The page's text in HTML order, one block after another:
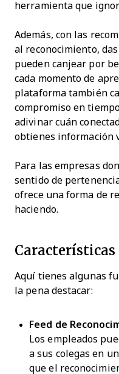
herramienta que
Además, con las
al reconocimiento,
pueden canjear por
cada momento de
plataforma también
compromiso en
adivinar cuán
obtienes información
Para las empresas
sentido de
ofrece una forma de
haciendo.
Aquí tienes algunas
la pena destacar:
Feed de
Los empleados
a sus colegas en
que el